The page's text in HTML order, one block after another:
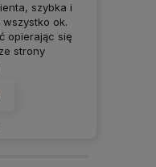
szybka i
wszystko ok.
opierając się
strony